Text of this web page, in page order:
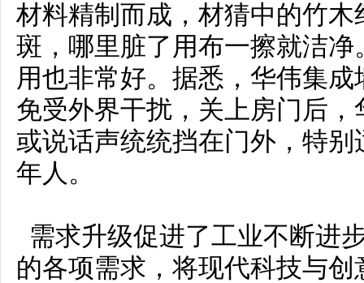
材料精制而成，材猜中的竹
斑，哪里脏了用布一擦就洁
用也非常好。据悉，华伟集
免受外界干扰，关上房门后
或说话声统统挡在门外，特
年人。
需求升级促进了工业不断进
的各项需求，将现代科技与